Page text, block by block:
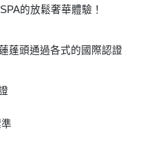
SPA的放鬆奢華體驗！
蓬頭通過各式的國際認證